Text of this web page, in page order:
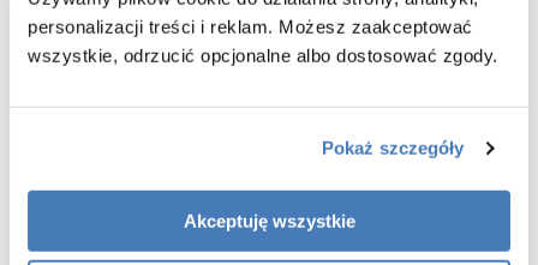
personalizacji treści i reklam. Możesz zaakceptować
wszystkie, odrzucić opcjonalne albo dostosować zgody.
Pokaż szczegóły
Akceptuję wszystkie
powłoka Active Shield 2.0 ułatwiająca utrzymanie czystości
praktyczny uchwyt drzwi
wieszak na ręcznik w zestawie